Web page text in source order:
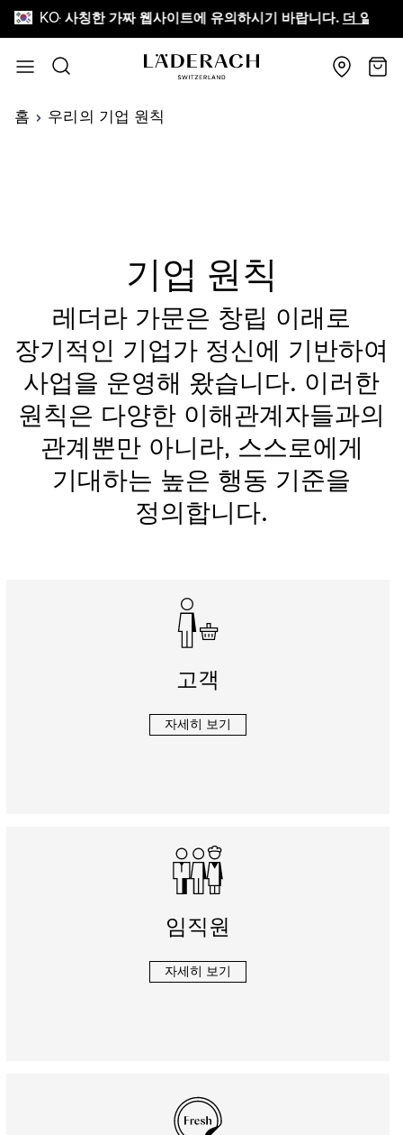
KO
를 사칭한 가짜 웹사이트에 유의하시기 바랍니다.더 알아보기
검색
장바
홈 우리의 기업 원칙
기업 원칙
레더라 가문은 창립 이래로
장기적인 기업가 정신에 기반하여
사업을 운영해 왔습니다. 이러한
원칙은 다양한 이해관계자들과의
관계뿐만 아니라, 스스로에게
기대하는 높은 행동 기준을
정의합니다.
고객
자세히 보기
임직원
자세히 보기